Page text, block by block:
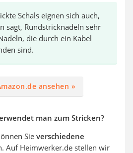
Schals eignen sich auch,
sagt, Rundstricknadeln sehr
die durch ein Kabel
sind.
ansehen »
man zum Stricken?
Sie verschiedene
Auf Heimwerker.de stellen wir